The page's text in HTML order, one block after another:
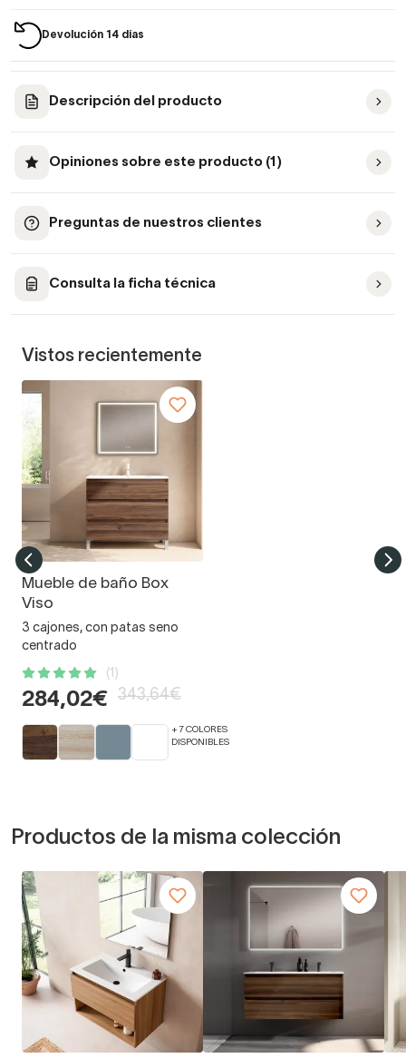
Devolución 14 días
Descripción del producto
Opiniones sobre este producto (1)
Preguntas de nuestros clientes
Consulta la ficha técnica
Vistos recientemente
Mueble de baño Box
Viso
3 cajones, con patas seno
centrado
(1)
284,02€ 343,64€
+ 7 COLORES
DISPONIBLES
Productos de la misma colección